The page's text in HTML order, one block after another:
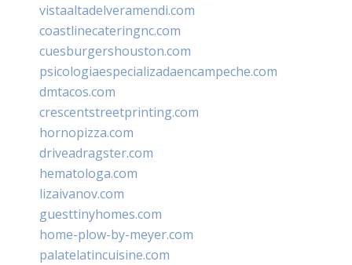
vistaaltadelveramendi.com
coastlinecateringnc.com
cuesburgershouston.com
psicologiaespecializadaencampeche.com
dmtacos.com
crescentstreetprinting.com
hornopizza.com
driveadragster.com
hematologa.com
lizaivanov.com
guesttinyhomes.com
home-plow-by-meyer.com
palatelatincuisine.com